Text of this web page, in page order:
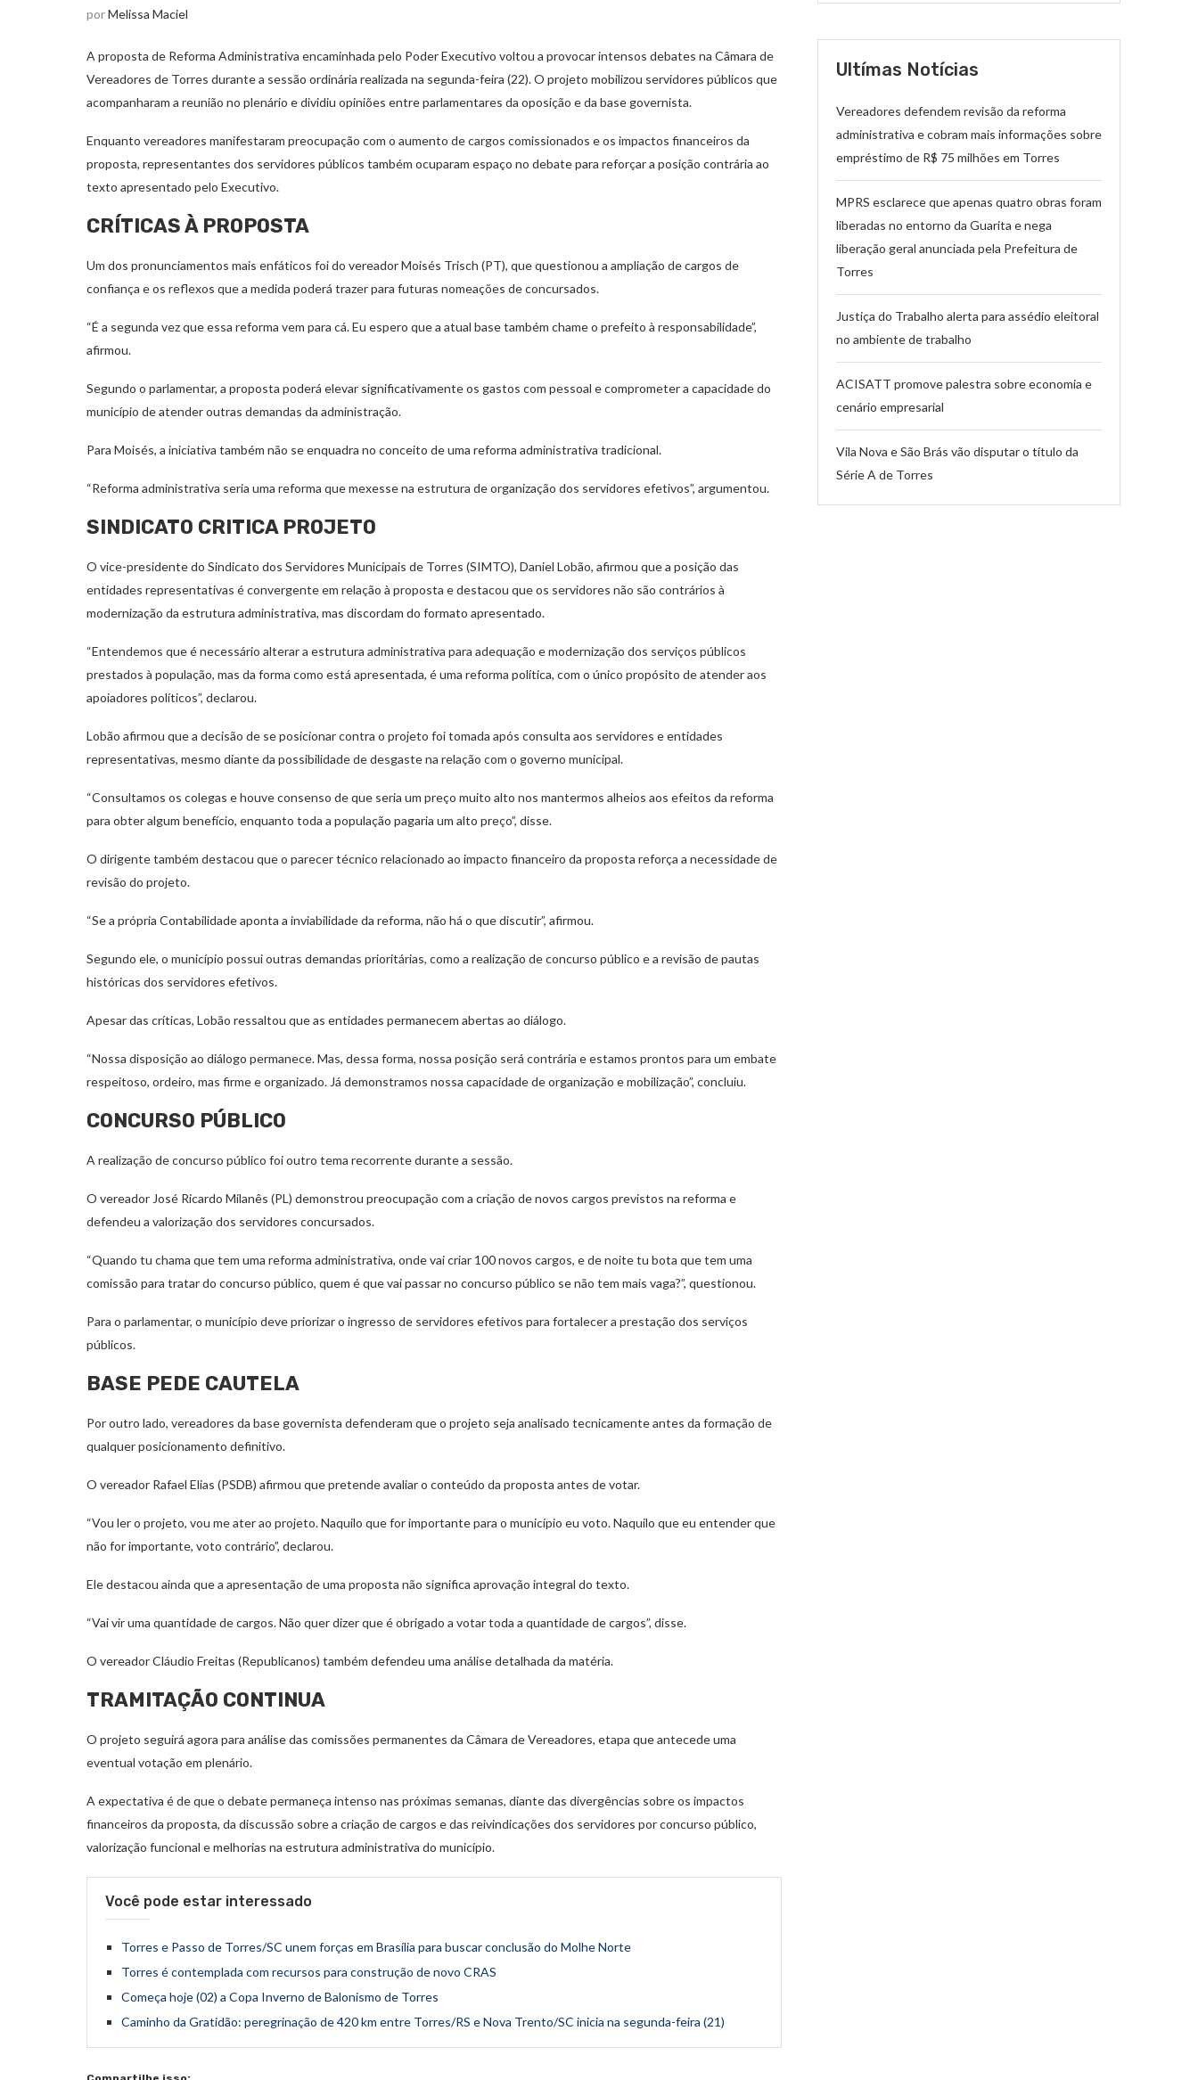
porMelissa Maciel
A proposta de Reforma Administrativa encaminhada pelo Poder Executivo voltou a provocar intensos debates na Câmara de
Vereadores de Torres durante a sessão ordinária realizada na segunda-feira (22). O projeto mobilizou servidores públicos que
acompanharam a reunião no plenário e dividiu opiniões entre parlamentares da oposição e da base governista.
Enquanto vereadores manifestaram preocupação com o aumento de cargos comissionados e os impactos financeiros da
proposta, representantes dos servidores públicos também ocuparam espaço no debate para reforçar a posição contrária ao
texto apresentado pelo Executivo.
CRÍTICAS À PROPOSTA
Um dos pronunciamentos mais enfáticos foi do vereador Moisés Trisch (PT), que questionou a ampliação de cargos de
confiança e os reflexos que a medida poderá trazer para futuras nomeações de concursados.
“É a segunda vez que essa reforma vem para cá. Eu espero que a atual base também chame o prefeito à responsabilidade”,
afirmou.
Segundo o parlamentar, a proposta poderá elevar significativamente os gastos com pessoal e comprometer a capacidade do
município de atender outras demandas da administração.
Para Moisés, a iniciativa também não se enquadra no conceito de uma reforma administrativa tradicional.
“Reforma administrativa seria uma reforma que mexesse na estrutura de organização dos servidores efetivos”, argumentou.
SINDICATO CRITICA PROJETO
O vice-presidente do Sindicato dos Servidores Municipais de Torres (SIMTO), Daniel Lobão, afirmou que a posição das
entidades representativas é convergente em relação à proposta e destacou que os servidores não são contrários à
modernização da estrutura administrativa, mas discordam do formato apresentado.
“Entendemos que é necessário alterar a estrutura administrativa para adequação e modernização dos serviços públicos
prestados à população, mas da forma como está apresentada, é uma reforma política, com o único propósito de atender aos
apoiadores políticos”, declarou.
Lobão afirmou que a decisão de se posicionar contra o projeto foi tomada após consulta aos servidores e entidades
representativas, mesmo diante da possibilidade de desgaste na relação com o governo municipal.
“Consultamos os colegas e houve consenso de que seria um preço muito alto nos mantermos alheios aos efeitos da reforma
para obter algum benefício, enquanto toda a população pagaria um alto preço”, disse.
O dirigente também destacou que o parecer técnico relacionado ao impacto financeiro da proposta reforça a necessidade de
revisão do projeto.
“Se a própria Contabilidade aponta a inviabilidade da reforma, não há o que discutir”, afirmou.
Segundo ele, o município possui outras demandas prioritárias, como a realização de concurso público e a revisão de pautas
históricas dos servidores efetivos.
Apesar das críticas, Lobão ressaltou que as entidades permanecem abertas ao diálogo.
“Nossa disposição ao diálogo permanece. Mas, dessa forma, nossa posição será contrária e estamos prontos para um embate
respeitoso, ordeiro, mas firme e organizado. Já demonstramos nossa capacidade de organização e mobilização”, concluiu.
CONCURSO PÚBLICO
A realização de concurso público foi outro tema recorrente durante a sessão.
O vereador José Ricardo Milanês (PL) demonstrou preocupação com a criação de novos cargos previstos na reforma e
defendeu a valorização dos servidores concursados.
“Quando tu chama que tem uma reforma administrativa, onde vai criar 100 novos cargos, e de noite tu bota que tem uma
comissão para tratar do concurso público, quem é que vai passar no concurso público se não tem mais vaga?”, questionou.
Para o parlamentar, o município deve priorizar o ingresso de servidores efetivos para fortalecer a prestação dos serviços
públicos.
BASE PEDE CAUTELA
Por outro lado, vereadores da base governista defenderam que o projeto seja analisado tecnicamente antes da formação de
qualquer posicionamento definitivo.
O vereador Rafael Elias (PSDB) afirmou que pretende avaliar o conteúdo da proposta antes de votar.
“Vou ler o projeto, vou me ater ao projeto. Naquilo que for importante para o município eu voto. Naquilo que eu entender que
não for importante, voto contrário”, declarou.
Ele destacou ainda que a apresentação de uma proposta não significa aprovação integral do texto.
“Vai vir uma quantidade de cargos. Não quer dizer que é obrigado a votar toda a quantidade de cargos”, disse.
O vereador Cláudio Freitas (Republicanos) também defendeu uma análise detalhada da matéria.
TRAMITAÇÃO CONTINUA
O projeto seguirá agora para análise das comissões permanentes da Câmara de Vereadores, etapa que antecede uma
eventual votação em plenário.
A expectativa é de que o debate permaneça intenso nas próximas semanas, diante das divergências sobre os impactos
financeiros da proposta, da discussão sobre a criação de cargos e das reivindicações dos servidores por concurso público,
valorização funcional e melhorias na estrutura administrativa do município.
Você pode estar interessado
Torres e Passo de Torres/SC unem forças em Brasília para buscar conclusão do Molhe Norte
Torres é contemplada com recursos para construção de novo CRAS
Começa hoje (02) a Copa Inverno de Balonismo de Torres
Caminho da Gratidão: peregrinação de 420 km entre Torres/RS e Nova Trento/SC inicia na segunda-feira (21)
Ultímas Notícias
Vereadores defendem revisão da reforma
administrativa e cobram mais informações sobre
empréstimo de R$ 75 milhões em Torres
MPRS esclarece que apenas quatro obras foram
liberadas no entorno da Guarita e nega
liberação geral anunciada pela Prefeitura de
Torres
Justiça do Trabalho alerta para assédio eleitoral
no ambiente de trabalho
ACISATT promove palestra sobre economia e
cenário empresarial
Vila Nova e São Brás vão disputar o título da
Série A de Torres